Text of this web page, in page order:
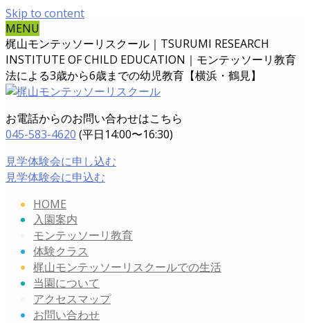
Skip to content
MENU
梶山モンテッソーリスクール｜TSURUMI RESEARCH
INSTITUTE OF CHILD EDUCATION｜ モンテッソーリ教育
法による3歳から6歳までの幼児教育【横浜・鶴見】
お電話からのお問い合わせはこちら
045-583-4620 (平日14:00〜16:30)
見学体験会に申し込む
見学体験会に申込む
HOME
入園案内
モンテッソーリ教育
体験クラス
梶山モンテッソーリスクールでの生活
当園について
アクセスマップ
お問い合わせ